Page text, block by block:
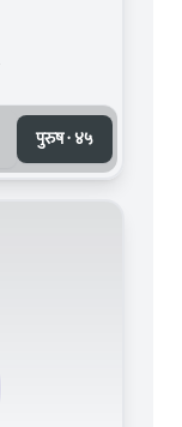
पुरुष · ४५